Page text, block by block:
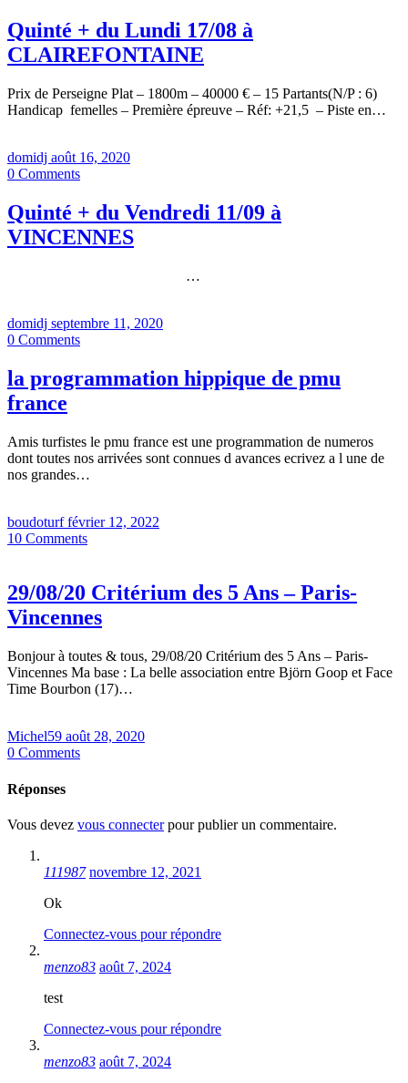
Quinté + du Lundi 17/08 à
CLAIREFONTAINE
Prix de Perseigne Plat – 1800m – 40000 € – 15 Partants(N/P : 6)
Handicap femelles – Première épreuve – Réf: +21,5 – Piste en…
domidj août 16, 2020
0 Comments
Quinté + du Vendredi 11/09 à
VINCENNES
…
domidj septembre 11, 2020
0 Comments
la programmation hippique de pmu
france
Amis turfistes le pmu france est une programmation de numeros
dont toutes nos arrivées sont connues d avances ecrivez a l une de
nos grandes…
boudoturffévrier 12, 2022
10 Comments
29/08/20 Critérium des 5 Ans – Paris-
Vincennes
Bonjour à toutes & tous, 29/08/20 Critérium des 5 Ans – Paris-
Vincennes Ma base : La belle association entre Björn Goop et Face
Time Bourbon (17)…
Michel59 août 28, 2020
0 Comments
Réponses
Vous devez vous connecterpour publier un commentaire.
111987 novembre 12, 2021
Ok
Connectez-vous pour répondre
menzo83 août 7, 2024
test
Connectez-vous pour répondre
menzo83 août 7, 2024